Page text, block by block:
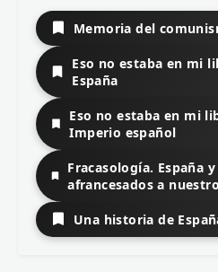
Memoria del
Eso no estaba en mi
España
Eso no estaba en mi
Imperio español
Fracasología. España
afrancesados a
Una historia de